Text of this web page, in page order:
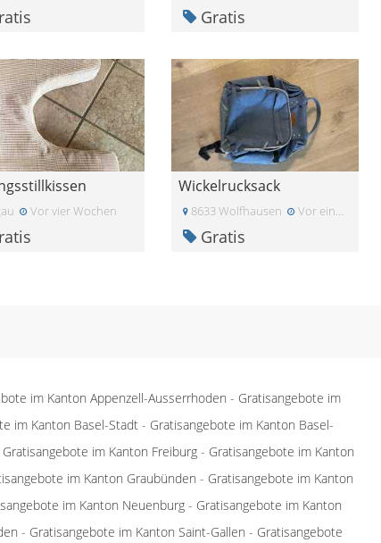
Gratis
Vor vier Wochen
Wickelrucksack
8633 Wolfhausen Vor einem Monat
Gratis
im Kanton Appenzell-Ausserrhoden - Gratisangebote im
im Kanton Basel-Stadt - Gratisangebote im Kanton Basel-
Gratisangebote im Kanton Freiburg - Gratisangebote im Kanton
im Kanton Graubünden - Gratisangebote im Kanton
im Kanton Neuenburg - Gratisangebote im Kanton
- Gratisangebote im Kanton Saint-Gallen - Gratisangebote